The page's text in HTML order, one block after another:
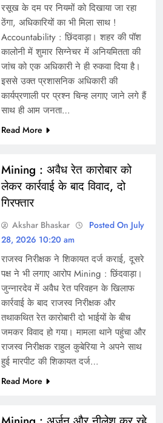
रसूख के दम पर नियमों को दिखाया जा रहा
ठेंगा, अधिकारियों का भी मिला साथ !
Accountability : छिंदवाड़ा। शहर की पॉश
कालोनी में शुमार सिग्नेचर में अनियमितता की
जांच को एक अधिकारी ने ही रुकवा दिया है।
इससे उक्त प्रशासनिक अधिकारी की
कार्यप्रणाली पर प्रश्न चिन्ह लगाए जाने लगे हैं
साथ ही आम जनता…
Read More
Mining : अवैध रेत कारोबार को
लेकर कार्रवाई के बाद विवाद, दो
गिरफ्तार
Akshar Bhaskar
Posted On July
28, 2026 10:20 am
राजस्व निरीक्षक ने शिकायत दर्ज कराई, दूसरे
पक्ष ने भी लगाए आरोप Mining : छिंदवाड़ा।
जुन्नारदेव में अवैध रेत परिवहन के खिलाफ
कार्रवाई के बाद राजस्व निरीक्षक और
तथाकथित रेत कारोबारी दो भाईयों के बीच
जमकर विवाद हो गया। मामला थाने पहुंचा और
राजस्व निरीक्षक राहुल कुबेरिया ने अपने साथ
हुई मारपीट की शिकायत दर्ज…
Read More